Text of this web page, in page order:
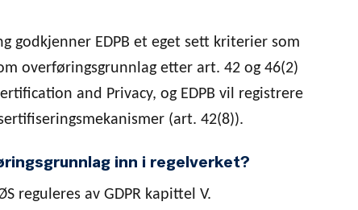
godkjenner EDPB et eget sett kriterier som
overføringsgrunnlag etter art. 42 og 46(2)
and Privacy, og EDPB vil registrere
(art. 42(8)).
inn i regelverket?
reguleres av GDPR kapittel V.